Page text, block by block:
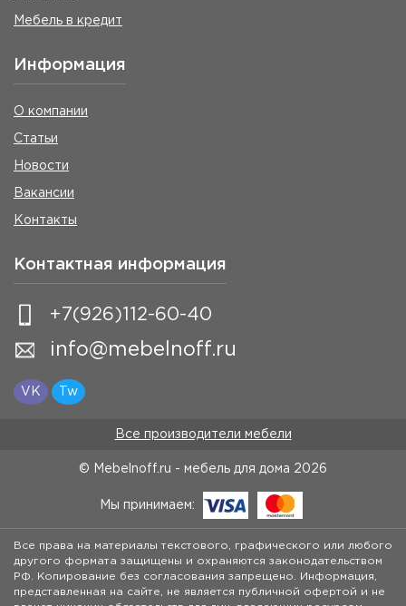
Мебель в кредит
Информация
О компании
Статьи
Новости
Вакансии
Контакты
Контактная информация
+7(926)112-60-40
info@mebelnoff.ru
VK Tw
Все производители мебели
© Mebelnoff.ru - мебель для дома 2026
Мы принимаем:
Все права на материалы текстового, графического или любого
другого формата защищены и охраняются законодательством
РФ. Копирование без согласования запрещено. Информация,
представленная на сайте, не является публичной офертой и не